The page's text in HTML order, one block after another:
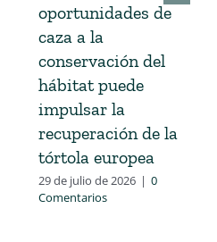
oportunidades de
caza a la
conservación del
hábitat puede
impulsar la
recuperación de la
tórtola europea
29 de julio de 2026 | 0
Comentarios